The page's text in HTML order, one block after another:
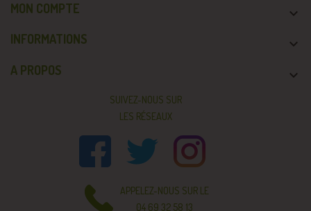
MON COMPTE 
INFORMATIONS 
A PROPOS 
SUIVEZ-NOUS SUR
LES RÉSEAUX
APPELEZ-NOUS SUR LE
04 69 32 58 13